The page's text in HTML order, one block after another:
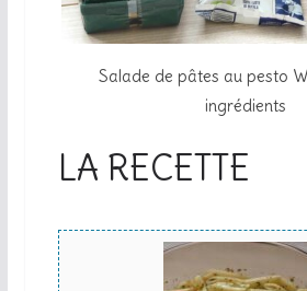
Salade de pâtes au pesto
ingrédients
LA RECETTE